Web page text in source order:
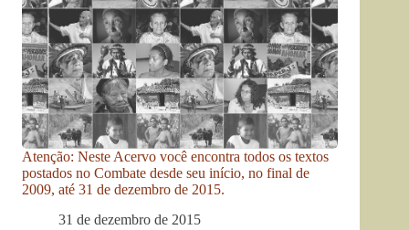
Atenção: Neste Acervo você encontra todos os textos
postados no Combate desde seu início, no final de
2009, até 31 de dezembro de 2015.
31 de dezembro de 2015